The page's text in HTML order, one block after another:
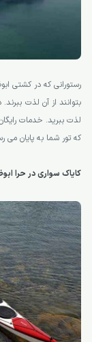
رستورانی که در کشتی
بتوانند از آن لذت
لذت ببرید. خدمات
که تور شما به پایان می
کایاک سواری در حرا